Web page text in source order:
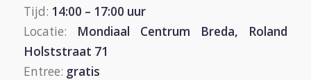
Tijd: 14:00 – 17:00 uur
Locatie: Mondiaal Centrum Breda, Roland
Holststraat 71
Entree: gratis